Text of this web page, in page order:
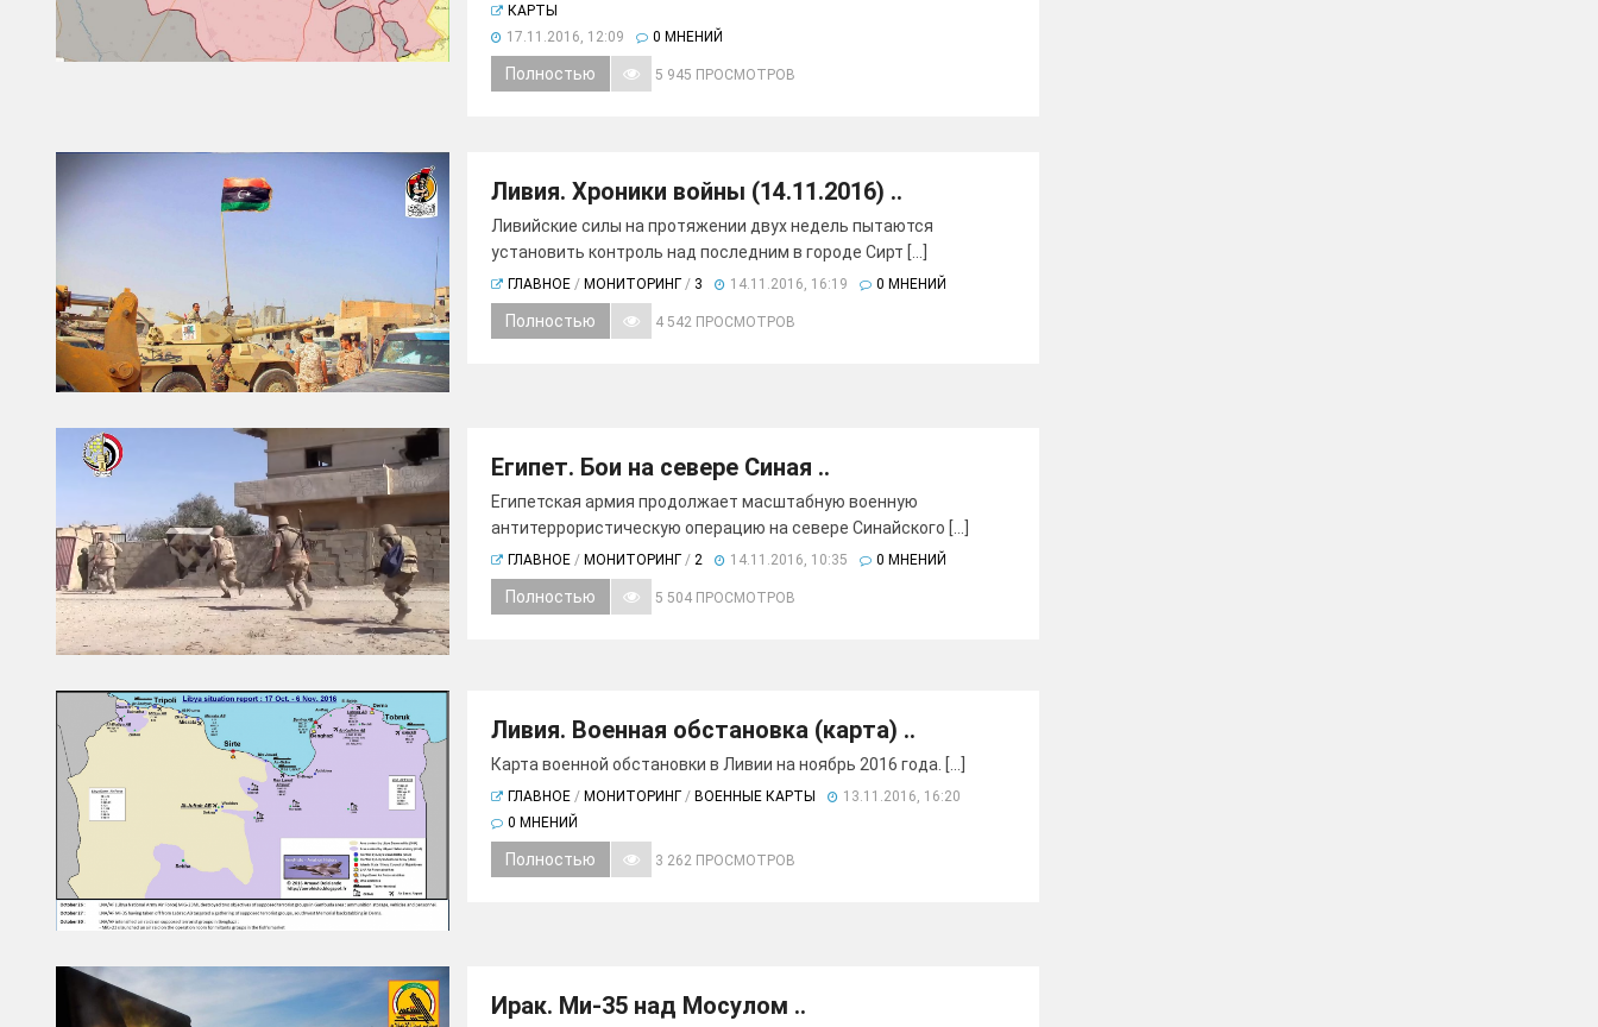
КАРТЫ
17.11.2016, 12:09
0 МНЕНИЙ
Полностью 5 945 ПРОСМОТРОВ
Ливия. Хроники войны (14.11.2016) ..
Ливийские силы на протяжении двух недель пытаются
установить контроль над последним в городе Сирт [...]
ГЛАВНОЕ/ МОНИТОРИНГ/ 3 14.11.2016, 16:19 0 МНЕНИЙ
Полностью 4 542 ПРОСМОТРОВ
Египет. Бои на севере Синая ..
Египетская армия продолжает масштабную военную
антитеррористическую операцию на севере Синайского [...]
ГЛАВНОЕ/ МОНИТОРИНГ/ 2 14.11.2016, 10:35 0 МНЕНИЙ
Полностью 5 504 ПРОСМОТРОВ
Ливия. Военная обстановка (карта) ..
Карта военной обстановки в Ливии на ноябрь 2016 года. [...]
ГЛАВНОЕ/ МОНИТОРИНГ/ ВОЕННЫЕ КАРТЫ
13.11.2016, 16:20
0 МНЕНИЙ
Полностью 3 262 ПРОСМОТРОВ
Ирак. Ми-35 над Мосулом ..